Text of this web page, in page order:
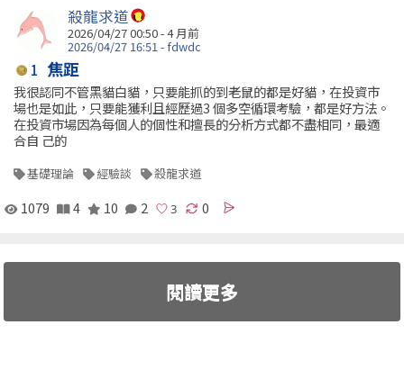
殺龍求道
2026/04/27 00:50 - 4 月前
2026/04/27 16:51 - fdwdc
1 焦距
我很認同不管黑貓白貓，只要能抓的到老鼠的都是好貓，在投資市
場也是如此，只要能獲利且經歷過3 個多空循環考驗，都是好方法。
在投資市場因為每個人的個性和擅長的分析方式都不盡相同，最適
合自 己的
基礎理論 經驗談 殺龍求道
1079 4 10 2 0
閱讀更多